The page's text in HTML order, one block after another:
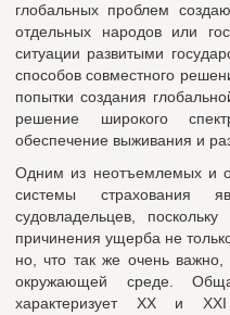
глобальных проблем
отдельных народов или
ситуации развитыми
способов совместного
попытки создания
решение широкого
обеспечение выживания и
Одним из неотъемлемых и
системы страхования
судовладельцев,
причинения ущерба не
но, что так же очень
окружающей среде.
характеризует XX и